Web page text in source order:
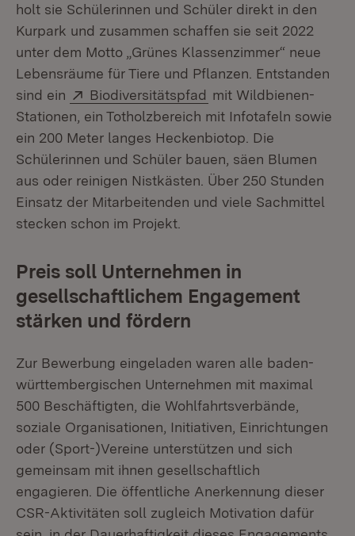
holt sie Schülerinnen und Schüler direkt in den
Kurpark und zusammen schaffen sie seit 2022
unter dem Motto „Grünes Klassenzimmer“ neue
Lebensräume für Tiere und Pflanzen. Entstanden
sind ein
Extern:
Biodiversitätspfad (Öffnet in neuem
mit Wildbienen-
Stationen, ein Totholzbereich mit Infotafeln sowie
ein 200 Meter langes Heckenbiotop. Die
Schülerinnen und Schüler bauen, säen Blumen
aus oder reinigen Nistkästen. Über 250 Stunden
Einsatz der Mitarbeitenden und viele Sachmittel
stecken schon im Projekt.
Preis soll Unternehmen in
gesellschaftlichem Engagement
stärken und fördern
Zur Bewerbung eingeladen waren alle baden-
württembergischen Unternehmen mit maximal
500 Beschäftigten, die Wohlfahrtsverbände,
soziale Organisationen, Initiativen, Einrichtungen
oder (Sport-)Vereine unterstützen und sich
gemeinsam mit ihnen gesellschaftlich
engagieren. Die öffentliche Anerkennung dieser
CSR-Aktivitäten soll zugleich Motivation dafür